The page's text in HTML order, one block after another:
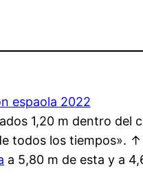
1,20 m dentro del
todos los tiempos».
a 5,80 m de esta y a